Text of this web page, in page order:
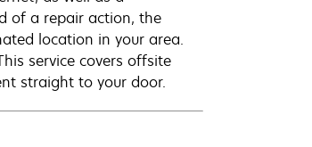
of a repair action, the
location in your area.
service covers offsite
straight to your door.